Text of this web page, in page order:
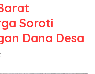
Soroti
Dana Desa